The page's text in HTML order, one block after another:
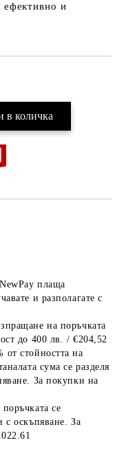
ефективно и
плаща
и разполагате с
на поръчката
до 400 лв. / €204,52
стойността на
сума се разделя
За покупки на
се
с оскъпяване. За